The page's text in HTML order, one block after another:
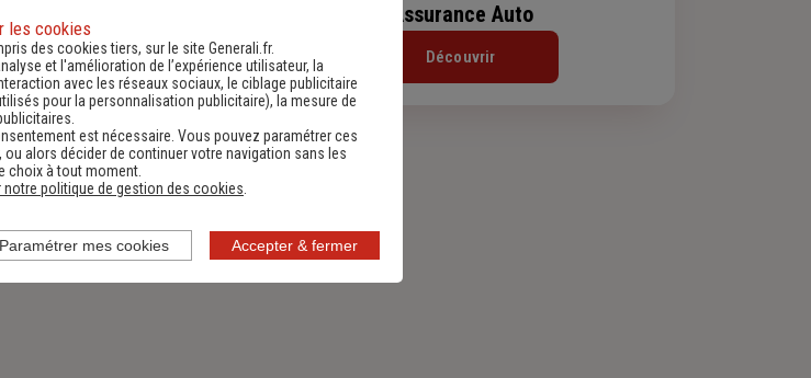
Découvrir
Assurance Auto
Découvrir
les cookies
des cookies tiers, sur le site Generali.fr.
et l'amélioration de l’expérience utilisateur, la
avec les réseaux sociaux, le ciblage publicitaire
pour la personnalisation publicitaire), la mesure de
est nécessaire. Vous pouvez paramétrer ces
alors décider de continuer votre navigation sans les
choix à tout moment.
politique de gestion des cookies
Accepter & fermer
Paramétrer mes cookies